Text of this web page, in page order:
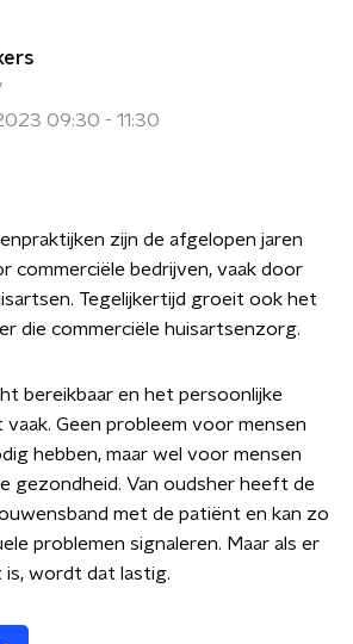
09:30 - 11:30
zijn de afgelopen jaren
commerciële bedrijven, vaak door
Tegelijkertijd groeit ook het
die commerciële huisartsenzorg.
bereikbaar en het persoonlijke
Geen probleem voor mensen
hebben, maar wel voor mensen
gezondheid. Van oudsher heeft de
met de patiënt en kan zo
problemen signaleren. Maar als er
is, wordt dat lastig.